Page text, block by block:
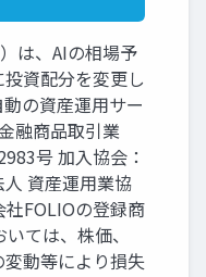
は、AIの相場予
資配分を変更し
の資産運用サー
融商品取引業
号 加入協会：
資産運用業協
FOLIOの登録商
ては、株価、
動等により損失